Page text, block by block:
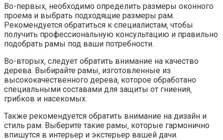
Во-первых‚ необходимо определить размеры оконного
проема и выбрать подходящие размеры рам.​
Рекомендуется обратиться к специалистам‚ чтобы
получить профессиональную консультацию и правильно
подобрать рамы под ваши потребности.​
Во-вторых‚ следует обратить внимание на качество
дерева.​ Выбирайте рамы‚ изготовленные из
высококачественного дерева‚ которое обработано
специальными составами для защиты от гниения‚
грибков и насекомых.​
Также рекомендуется обратить внимание на дизайн и
стиль рам.​ Выберите такие рамы‚ которые гармонично
впишутся в интерьер и экстерьер вашей дачи.​